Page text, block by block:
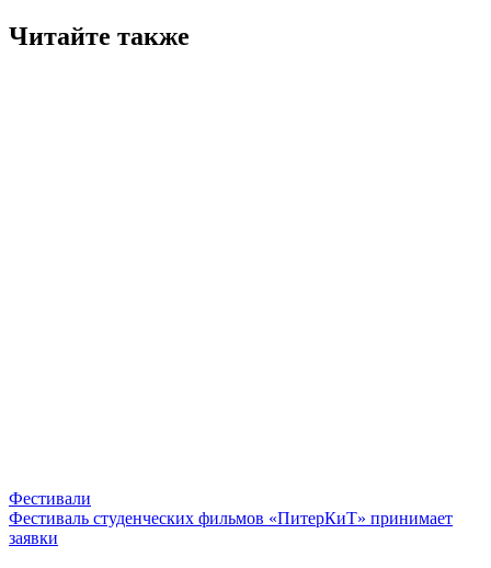
Читайте также
Фестивали
Фестиваль студенческих фильмов «ПитерКиТ» принимает
заявки